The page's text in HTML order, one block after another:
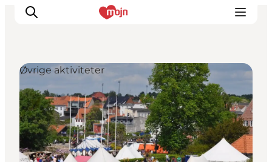
Oplevelser
Byer & Steder
Det sker
Overnatning
Øvrige aktiviteter